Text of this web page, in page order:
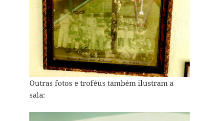
Outras fotos e troféus também ilustram a
sala: